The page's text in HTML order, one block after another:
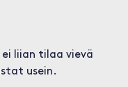
liian tilaa vievä
usein.